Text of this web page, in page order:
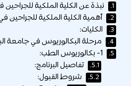
1. نبذة عن الكلية الملكية للجراحين
2. أهمية الكلية الملكية للجراحين
3. الكليات:
4. مرحلة البكالوريوس في جامعة
5.
5.1. تفاصيل البرنامج:
5.2. شروط القبول: